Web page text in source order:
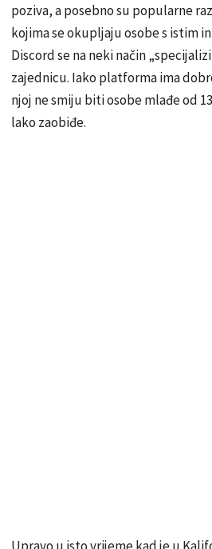
poziva, a posebno su popularne
kojima se okupljaju osobe s istim
Discord se na neki način
zajednicu. Iako platforma ima
njoj ne smiju biti osobe mlađe od
lako zaobiđe.